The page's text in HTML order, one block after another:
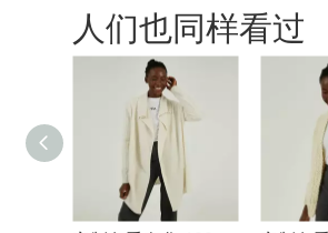
人们也同样看过